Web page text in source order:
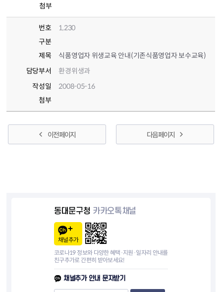
첨부
번호
1,230
구분
제목
식품영업자 위생교육 안내(기존식품영업자 보수교육)
담당부서
환경위생과
작성일
2008-05-16
첨부
이전 페이지 다음 페이지
동대문구청 카카오톡채널
채널추가
코로나19 정보와 다양한 혜택·지원·일자리 안내를
친구추가로 간편히 받아보세요!
채널추가 안내 문자받기